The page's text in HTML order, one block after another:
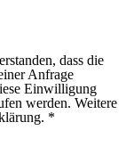
dass die
Anfrage
Einwilligung
werden. Weitere
*